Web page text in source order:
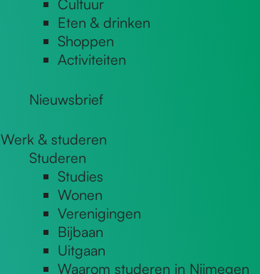
Cultuur
Eten & drinken
Shoppen
Activiteiten
Nieuwsbrief
Werk & studeren
Studeren
Studies
Wonen
Verenigingen
Bijbaan
Uitgaan
Waarom studeren in Nijmegen